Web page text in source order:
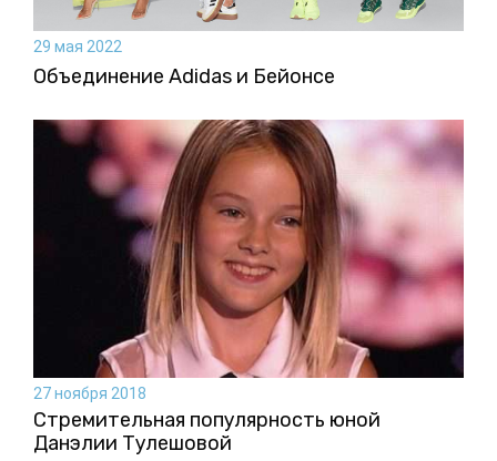
29 мая 2022
Объединение Adidas и Бейонсе
27 ноября 2018
Стремительная популярность юной
Данэлии Тулешовой